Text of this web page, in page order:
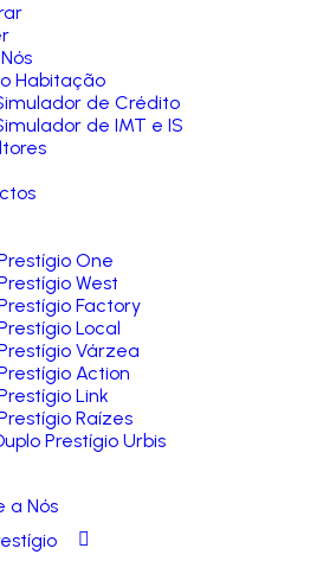
Habitação
de Crédito
de IMT e IS
One
West
Factory
Local
Várzea
Action
Link
Raízes
Prestígio Urbis
a Nós